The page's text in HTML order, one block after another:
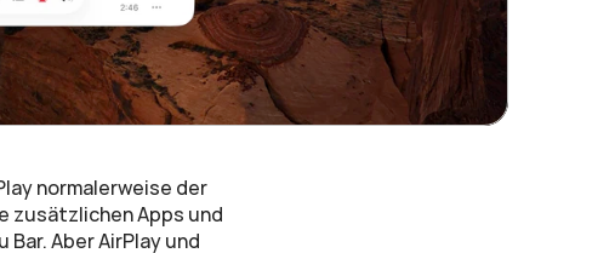
normalerweise der
zusätzlichen Apps und
Aber AirPlay und